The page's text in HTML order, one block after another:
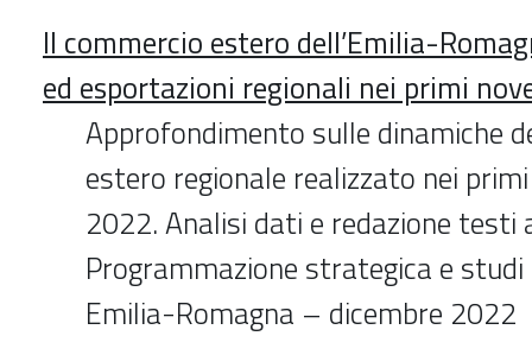
Il commercio estero dell’Emilia-
ed esportazioni regionali nei primi
Approfondimento sulle dinamiche
estero regionale realizzato nei
2022. Analisi dati e redazione testi
Programmazione strategica e studi
Emilia-Romagna – dicembre 2022